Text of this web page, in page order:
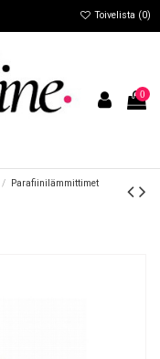
Toivelista (0)
0
Parafiinilämmittimet